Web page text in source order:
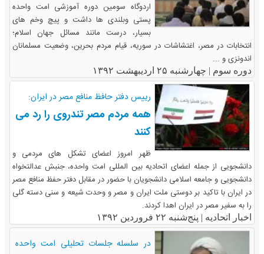
اردوگاه سومین دوره آموزشی امت واحده
پستی وبلندی ها داشت و پیچ وخم های
بسیار، درست مانند مسائل جهان اسلام؛
انتخابات در مصر، اغتشاشات در سوریه، قیام مردم بحرین، وضعیت مسلمانان
اندونزی و ...
دوره سوم | چهارشنبه ۲۵ اردیبهشت ۱۳۹۲
رییس دفتر حافظ منافع مصر در ایران:
همه مردم مصر تندروی را رد می
کنند
ظهر امروز اعضای تشکل های مردمی و
دانشجویی از جمله اعضای اتحادیه بین المللی امت واحده، جنبش عدالتخواه
دانشجویی و جامعه اسلامی دانشجویان با حضور در مقابل دفتر حفظ منافع مصر
در ایران با تاکید بر دوستی ملت ایران و مصر و وحدت شیعه و سنی دسته گلی
را به سفیر مصر در ایران اهدا کردند.
اخبار اتحادیه | پنج‌شنبه ۲۲ فروردین ۱۳۹۲
در سلسله جلسات تحلیلی امت واحده